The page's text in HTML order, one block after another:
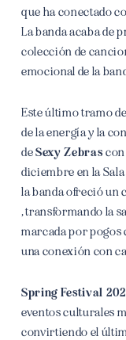
que ha conectado
La banda acaba de
colección de
emocional de la
Este último tramo
de la energía y la
deSexy Zebras
diciembre en la
la banda ofreció un
, transformando la
marcada por pogos
una conexión con
Spring Festival
eventos culturales
convirtiendo el